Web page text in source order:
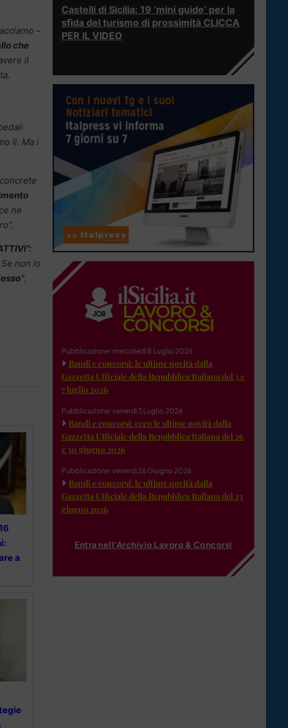
–
che
il
lì. Ma i
ne
non lo
,
a
Castelli di Sicilia: 19 ‘mini guide’ per la
sfida del turismo di prossimità CLICCA
PER IL VIDEO
Pubblicazione: mercoledì 8 Luglio 2026
Bandi e concorsi: le ultime novità dalla
Gazzetta Ufficiale della Repubblica Italiana del 3 e
7 luglio 2026
Pubblicazione: venerdì 3 Luglio 2026
Bandi e concorsi: ecco le ultime novità dalla
Gazzetta Ufficiale della Repubblica Italiana del 26
e 30 giugno 2026
Pubblicazione: venerdì 26 Giugno 2026
Bandi e concorsi: le ultime novità dalla
Gazzetta Ufficiale della Repubblica Italiana del 23
giugno 2026
Entra nell'Archivio Lavoro & Concorsi